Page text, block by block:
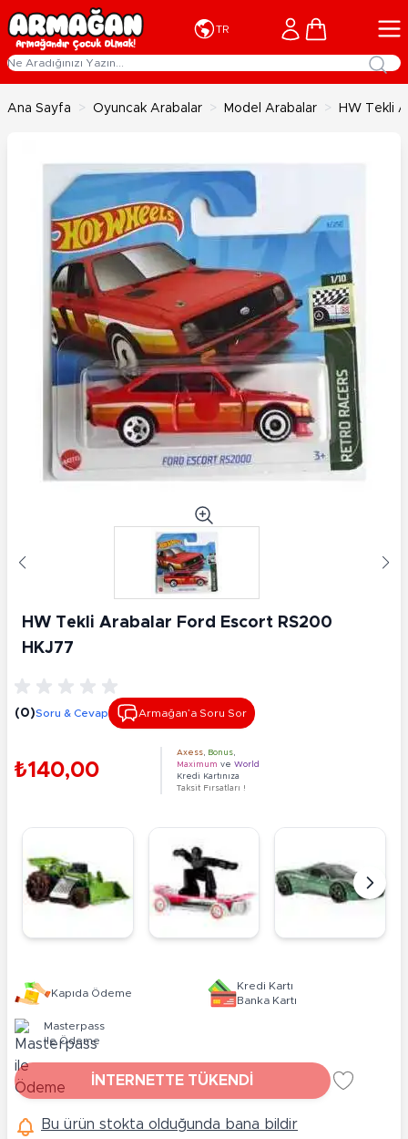
İçeriğe geç
TR Cart
Ana Sayfa > Oyuncak Arabalar > Model Arabalar > HW Tekli
HW Tekli Arabalar Ford Escort RS200
HKJ77
(0)Soru & Cevap Armağan’a Soru Sor
₺140,00
Axess Bonus
Maximum ve World
Kredi Kartınıza
Taksit Fırsatları !
Kapıda Ödeme
Kredi Kartı
Banka Kartı
Masterpass
ile Ödeme
İNTERNETTE TÜKENDİ
Bu ürün stokta olduğunda bana bildir